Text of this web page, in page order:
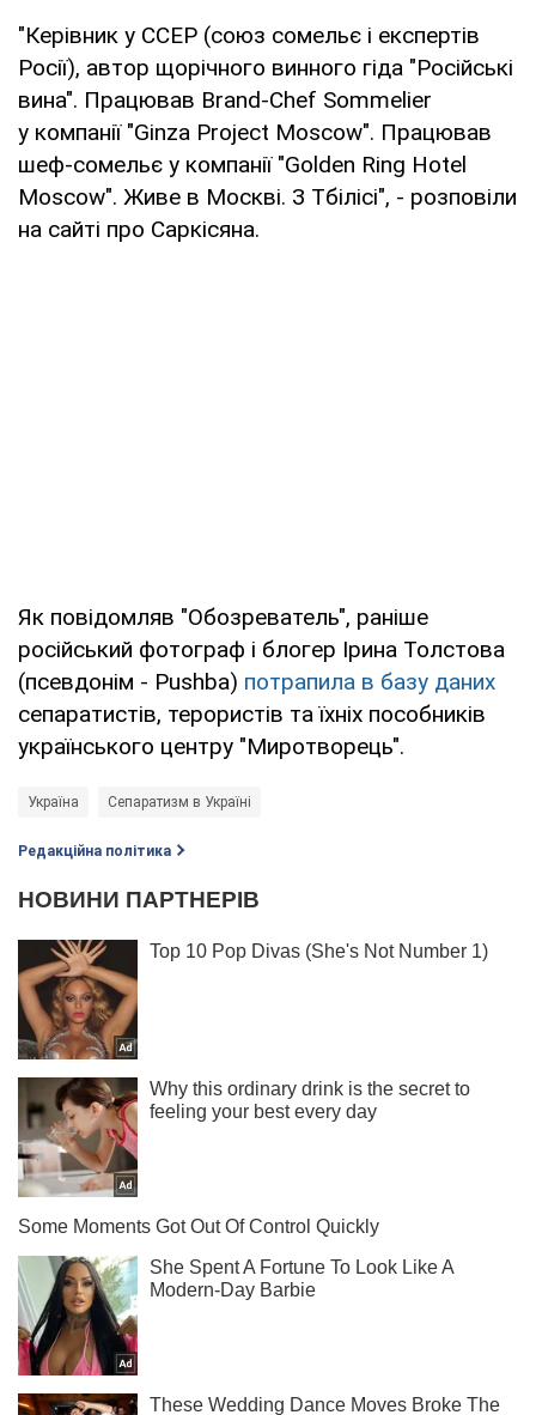
"Керівник у ССЕР (союз сомельє і експертів
Росії), автор щорічного винного гіда "Російські
вина". Працював Brand-Chef Sommelier
у компанії "Ginza Project Moscow". Працював
шеф-сомельє у компанії "Golden Ring Hotel
Moscow". Живе в Москві. З Тбілісі", - розповіли
на сайті про Саркісяна.
Як повідомляв "Обозреватель", раніше
російський фотограф і блогер Ірина Толстова
(псевдонім - Pushba) потрапила в базу даних
сепаратистів, терористів та їхніх пособників
українського центру "Миротворець".
Україна Сепаратизм в Україні
Редакційна політика